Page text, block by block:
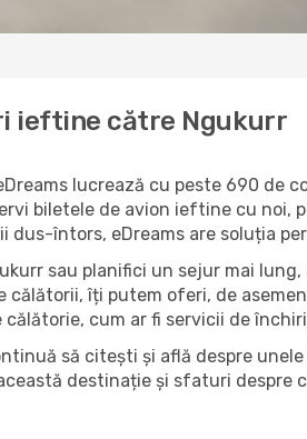
ieftine către Ngukurr
lucrează cu peste 690 de
biletele de avion ieftine cu noi,
dus-întors, eDreams are soluția
sau planifici un sejur mai
călătorii, îți putem oferi, de
cum ar fi servicii de
să citești și află despre
destinație și sfaturi